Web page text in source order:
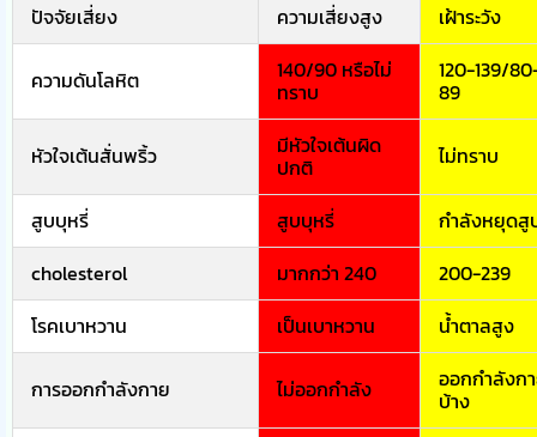
ปัจจัยเสี่ยง
ความเสี่ยงสูง เฝ้าระวัง
ความดันโลหิต 140/90 หรือไม่
ทราบ
120-139/
89
หัวใจเต้นสั่นพริ้ว มีหัวใจเต้นผิด
ปกติ ไม่ทราบ
สูบบุหรี่ สูบบุหรี่
กำลังหยุดสู
cholesterol
มากกว่า 240
200-239
โรคเบาหวาน
เป็นเบาหวาน น้ำตาลสูง
การออกกำลังกาย ไม่ออกกำลัง ออกกำลังก
บ้าง